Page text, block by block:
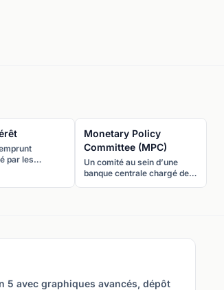
par les
Monetary Policy
Committee (MPC)
Un comité au sein d’une
banque centrale chargé de
5 avec graphiques avancés, dépôt